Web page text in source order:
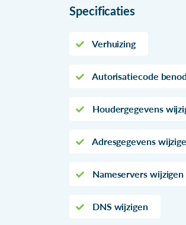
Specificaties
Verhuizing
Autorisatiecode
Houdergegevens
Adresgegevens
Nameservers wijzigen
DNS wijzigen